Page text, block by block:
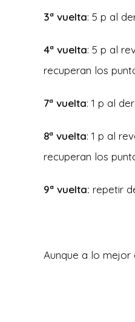
3ª vuelta: 5 p al
4ª vuelta: 5 p al
recuperan los
7ª vuelta: 1 p al
8ª vuelta: 1 p al
recuperan los
9ª vuelta: repetir
Aunque a lo mejor